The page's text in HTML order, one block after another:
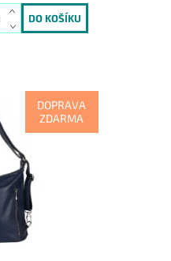
DOPRAVA
ZDARMA
v jednom
barvě!
doplněk